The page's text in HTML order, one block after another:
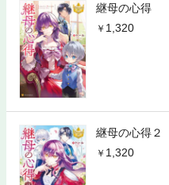
継母の心得
1,320
継母の心得２
1,320